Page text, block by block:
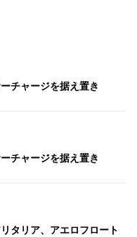
チャージを据え置き
チャージを据え置き
タリア、アエロフロート